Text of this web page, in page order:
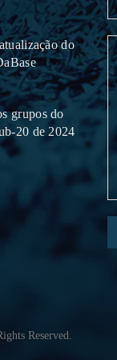
do
grupos do
20 de 2024
Reserved.